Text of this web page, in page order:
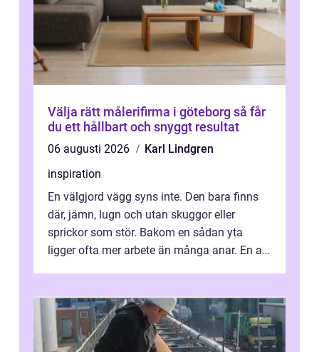
Välja rätt målerifirma i göteborg så får
du ett hållbart och snyggt resultat
06 augusti 2026
Karl Lindgren
inspiration
En välgjord vägg syns inte. Den bara finns
där, jämn, lugn och utan skuggor eller
sprickor som stör. Bakom en sådan yta
ligger ofta mer arbete än många anar. En av